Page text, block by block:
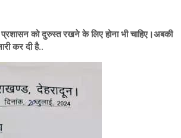
को दुरुस्त रखने के लिए होना भी चाहिए।अबकी
कर दी है..